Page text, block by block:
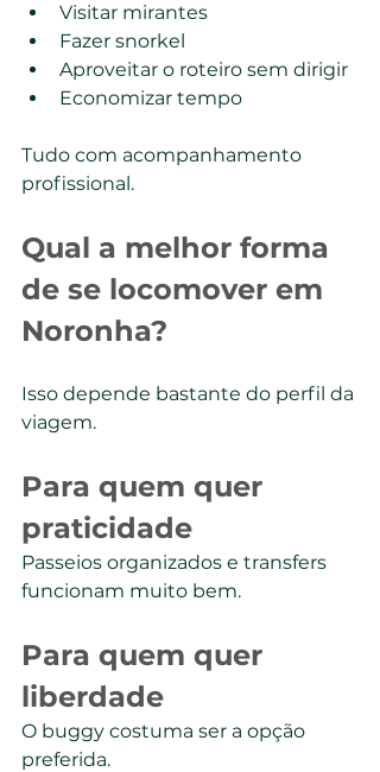
Visitar mirantes
Fazer snorkel
Aproveitar o roteiro sem dirigir
Economizar tempo
Tudo com acompanhamento
profissional.
Qual a melhor forma
de se locomover em
Noronha?
Isso depende bastante do perfil da
viagem.
Para quem quer
praticidade
Passeios organizados e transfers
funcionam muito bem.
Para quem quer
liberdade
O buggy costuma ser a opção
preferida.